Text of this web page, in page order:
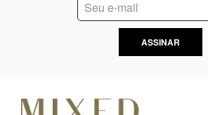
ASSINAR